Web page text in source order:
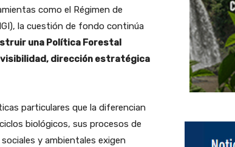
como el Régimen de
la cuestión de fondo continúa
una Política Forestal
dirección estratégica
particulares que la diferencian
biológicos, sus procesos de
y ambientales exigen